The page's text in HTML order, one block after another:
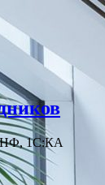
1С:КА